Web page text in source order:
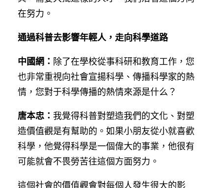
在努力。
通過科普去影響年輕人，走向科學道路
中國網： 除了在學校從事科研和教育工作，您
也非常重視向社會宣揚科學、傳播科學家的熱
情，您對于科學傳播的熱情來源是什么？
唐本忠： 我覺得科普對塑造我們的文化、對塑
造價值觀是有幫助的。如果小朋友從小就喜歡
科學，他覺得科學是一個偉大的事業，他很有
可能就會不畏勞苦往這個方面努力。
這個社會的價值觀會對每個人發生很大的影